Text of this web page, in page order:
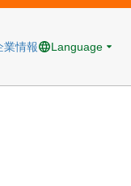
業情報 Language